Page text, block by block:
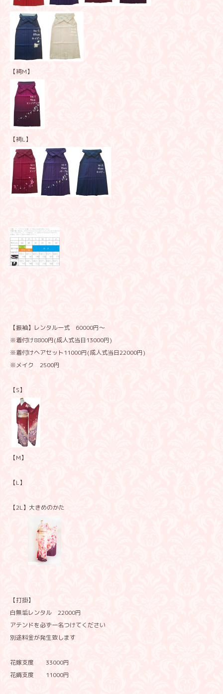
【袴M】
【袴L】
【振袖】レンタル一式 60000円～
※着付け8800円(成人式当日13000円)
※着付けヘアセット11000円(成人式当日22000円)
※メイク 2500円
【S】
【M】
【L】
【2L】大きめのかた
【打掛】
白無垢レンタル 22000円
アテンドを必ず一名つけてください
別途料金が発生致します
花嫁支度 33000円
花婿支度 11000円